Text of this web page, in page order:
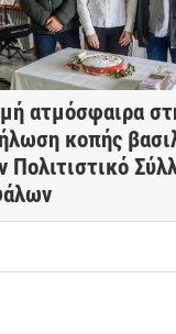
ατμόσφαιρα
κοπής
Πολιτιστικό